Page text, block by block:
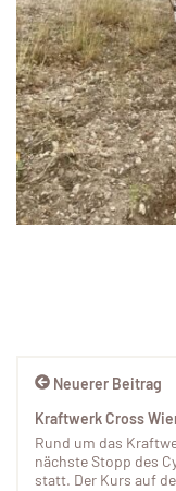
Neuerer Beitrag
Kraftwerk Cross
Rund um das
nächste Stopp des
statt. Der Kurs auf